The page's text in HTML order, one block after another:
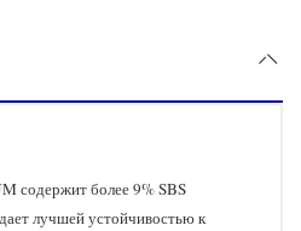
содержит более 9% SBS
лучшей устойчивостью к